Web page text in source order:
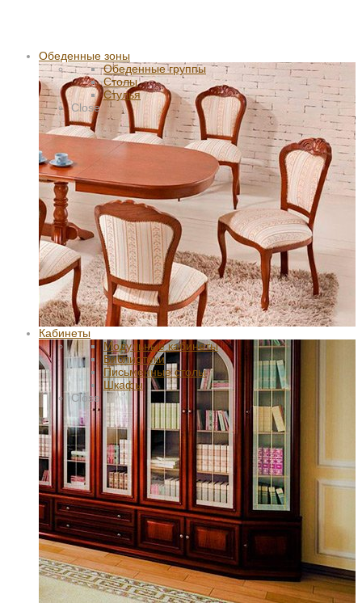
Обеденные зоны
Обеденные группы
Столы
Стулья
Close
Кабинеты
Модульные кабинеты
Библиотеки
Письменные столы
Шкафы
Close